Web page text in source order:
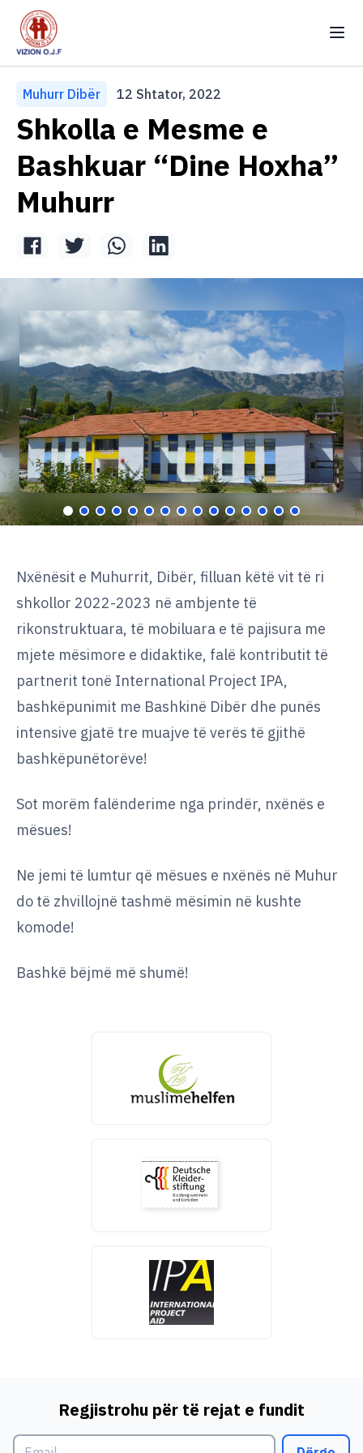
Vizion OJF
Kryefaqja
Rreth Nesh
Projekte
Newsletters
Intervista
Vullnetar
Kontakt
Arkiv
AL EN
Muhurr Dibër 12 Shtator, 2022
Shkolla e Mesme e
Bashkuar “Dine Hoxha”
Muhurr
Nxënësit e Muhurrit, Dibër, filluan këtë vit të ri
shkollor 2022-2023 në ambjente të
rikonstruktuara, të mobiluara e të pajisura me
mjete mësimore e didaktike, falë kontributit të
partnerit tonë International Project IPA,
bashkëpunimit me Bashkinë Dibër dhe punës
intensive gjatë tre muajve të verës të gjithë
bashkëpunëtorëve!
Sot morëm falënderime nga prindër, nxënës e
mësues!
Ne jemi të lumtur që mësues e nxënës në Muhur
do të zhvillojnë tashmë mësimin në kushte
komode!
Bashkë bëjmë më shumë!
Regjistrohu për të rejat e fundit